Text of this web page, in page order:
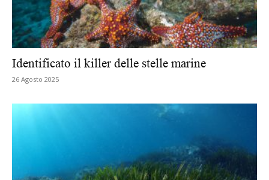
Identificato il killer delle stelle marine
26 Agosto 2025